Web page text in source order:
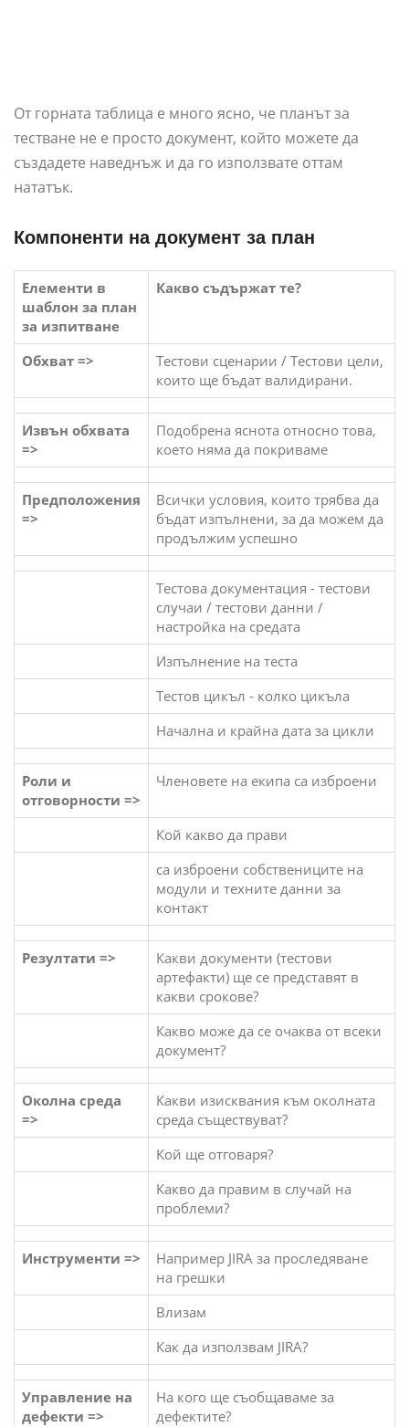
От горната таблица е много ясно, че планът за
тестване не е просто документ, който можете да
създадете наведнъж и да го използвате оттам
нататък.
Компоненти на документ за план
Елементи в
шаблон за план
за изпитване
Какво съдържат те?
Обхват =>
Тестови сценарии / Тестови цели,
които ще бъдат валидирани.
Извън обхвата
=>
Подобрена яснота относно това,
което няма да покриваме
Предположения
=>
Всички условия, които трябва да
бъдат изпълнени, за да можем да
продължим успешно
Тестова документация - тестови
случаи / тестови данни /
настройка на средата
Изпълнение на теста
Тестов цикъл - колко цикъла
Начална и крайна дата за цикли
Роли и
отговорности =>
Членовете на екипа са изброени
Кой какво да прави
са изброени собствениците на
модули и техните данни за
контакт
Резултати =>
Какви документи (тестови
артефакти) ще се представят в
какви срокове?
Какво може да се очаква от всеки
документ?
Околна среда
=>
Какви изисквания към околната
среда съществуват?
Кой ще отговаря?
Какво да правим в случай на
проблеми?
Инструменти =>
Например JIRA за проследяване
на грешки
Влизам
Как да използвам JIRA?
Управление на
дефекти =>
На кого ще съобщаваме за
дефектите?